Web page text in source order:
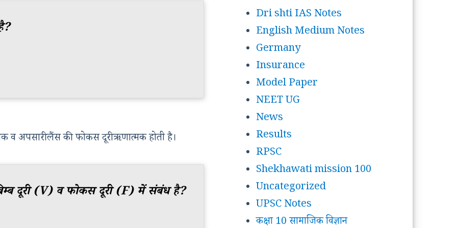
अपसारी लैंस की फोकस दूरी ऋणात्मक होती है।
दूरी (v) व फोकस दूरी (f) में संबंध है?
Dri shti IAS Notes
English Medium Notes
Germany
Insurance
Model Paper
NEET UG
News
Results
RPSC
Shekhawati mission 100
Uncategorized
UPSC Notes
कक्षा 10 सामाजिक विज्ञान